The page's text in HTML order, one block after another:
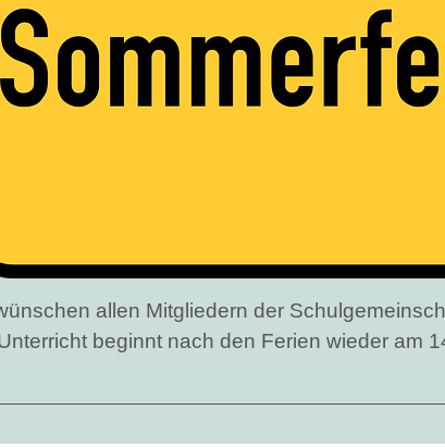
allen Mitgliedern der
beginnt nach den Ferien wieder am